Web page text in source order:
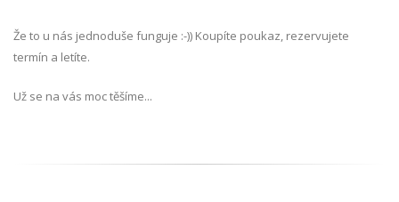
Že to u nás jednoduše funguje :-)) Koupíte poukaz, rezervujete
termín a letíte.
Už se na vás moc těšíme...